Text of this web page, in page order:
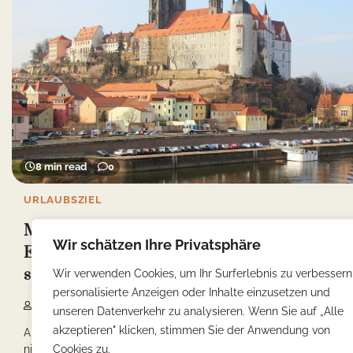
Wir schätzen Ihre Privatsphäre
Wir verwenden Cookies, um Ihr Surferlebnis zu
personalisierte Anzeigen oder Inhalte einzusetzen und
unseren Datenverkehr zu analysieren. Wenn Sie auf „Alle
akzeptieren" klicken, stimmen Sie der Anwendung von
Cookies zu.
8 min read 0
URLAUBSZIEL
Meißen Must-Visit Sehenswürdigkeiten:
Entdecke die Geschichte und Kultur der
sächsischen Stadt
18/02/2025
Als eine historische Stadt im Herzen von Sachsen, ist Meißen
nicht nur für seine einzigartige […]